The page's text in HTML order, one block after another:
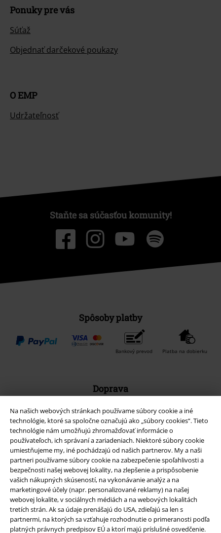
Na našich webových stránkach používame súbory cookie a iné
technológie, ktoré sa spoločne označujú ako „súbory cookies“. Tieto
technológie nám umožňujú zhromažďovať informácie o
používateľoch, ich správaní a zariadeniach. Niektoré súbory cookie
umiestňujeme my, iné pochádzajú od našich partnerov. My a naši
partneri používame súbory cookie na zabezpečenie spoľahlivosti a
bezpečnosti našej webovej lokality, na zlepšenie a prispôsobenie
vašich nákupných skúseností, na vykonávanie analýz a na
marketingové účely (napr. personalizované reklamy) na našej
webovej lokalite, v sociálnych médiách a na webových lokalitách
tretích strán. Ak sa údaje prenášajú do USA, zdieľajú sa len s
partnermi, na ktorých sa vzťahuje rozhodnutie o primeranosti podľa
platných právnych predpisov EÚ a ktorí majú príslušné osvedčenie.
Ponuky pre vás
Súťaž
Objednať darčekové poukazy
O EMP
Udržateľnosť
Staňte sa súčasťou komunity!
Spôsoby platby
Bankový prevod Platba na dobierku
Doprava
Nová aplikácia EMP
Stiahnite si novú EMP aplikáciu zdarma a využite všetky nové
funkcie a výhody!